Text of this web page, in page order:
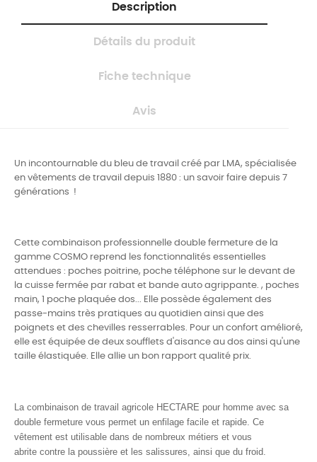
Description
Détails du produit
Fiche technique
Avis
Un incontournable du bleu de travail créé par LMA, spécialisée
en vêtements de travail depuis 1880 : un savoir faire depuis 7
générations !
Cette combinaison professionnelle double fermeture de la
gamme COSMO reprend les fonctionnalités essentielles
attendues : poches poitrine, poche téléphone sur le devant de
la cuisse fermée par rabat et bande auto agrippante. , poches
main, 1 poche plaquée dos... Elle possède également des
passe-mains très pratiques au quotidien ainsi que des
poignets et des chevilles resserrables. Pour un confort amélioré,
elle est équipée de deux soufflets d'aisance au dos ainsi qu'une
taille élastiquée. Elle allie un bon rapport qualité prix.
La combinaison de travail agricole HECTARE pour homme avec sa
double fermeture vous permet un enfilage facile et rapide . Ce
vêtement est utilisable dans de nombreux métiers et vous
abrite contre la poussière et les salissures, ainsi que du froid.